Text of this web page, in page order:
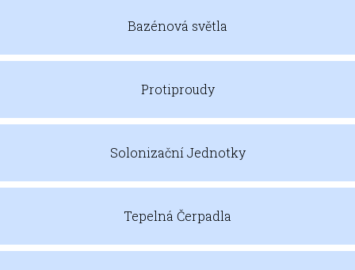
Bazénová světla
Protiproudy
Solonizační Jednotky
Tepelná Čerpadla